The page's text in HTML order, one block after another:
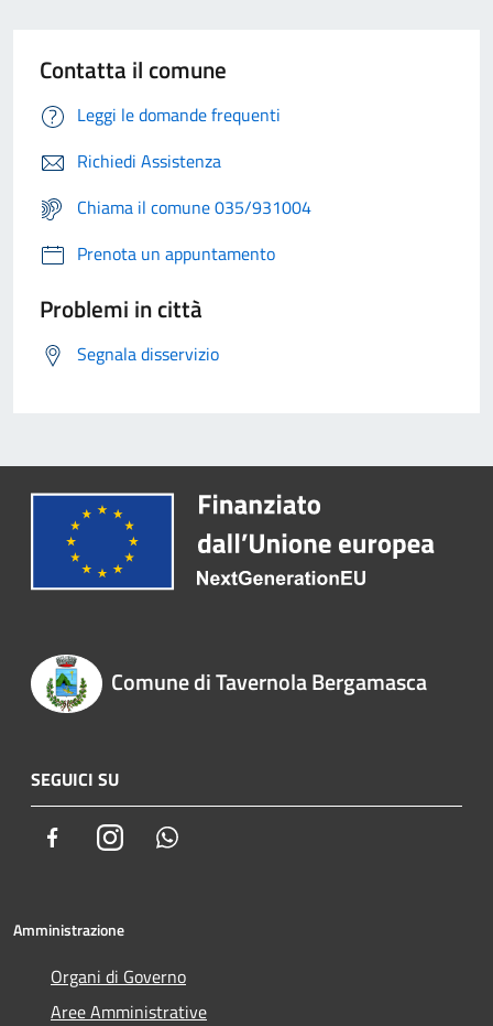
Contatta il comune
Leggi le domande frequenti
Richiedi Assistenza
Chiama il comune 035/931004
Prenota un appuntamento
Problemi in città
Segnala disservizio
Comune di Tavernola Bergamasca
SEGUICI SU
FacebookInstagram
Amministrazione
Organi di Governo
Aree Amministrative